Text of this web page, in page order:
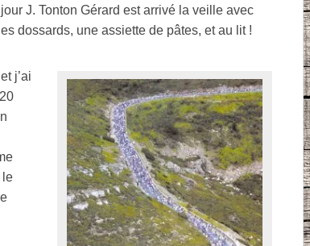
J. Tonton Gérard est arrivé la veille avec
dossards, une assiette de pâtes, et au lit !
j’ai
le